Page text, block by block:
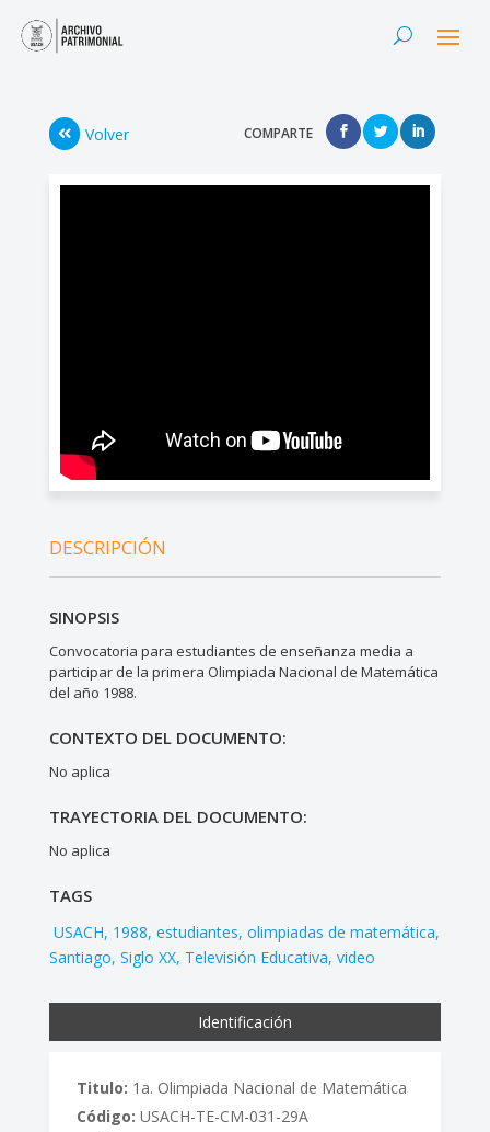
Volver COMPARTE
DESCRIPCIÓN
SINOPSIS
Convocatoria para estudiantes de enseñanza media a
participar de la primera Olimpiada Nacional de Matemática
del año 1988.
CONTEXTO DEL DOCUMENTO:
No aplica
TRAYECTORIA DEL DOCUMENTO:
No aplica
TAGS
USACH 1988 estudiantes olimpiadas de matemática
Santiago Siglo XX Televisión Educativa video
Identificación
Titulo: 1a. Olimpiada Nacional de Matemática
Código: USACH-TE-CM-031-29A